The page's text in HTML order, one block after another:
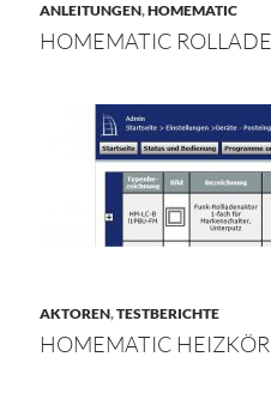
ANLEITUNGEN,HOMEMATIC
HOMEMATIC
AKTOREN,TESTBERICHTE
HOMEMATIC